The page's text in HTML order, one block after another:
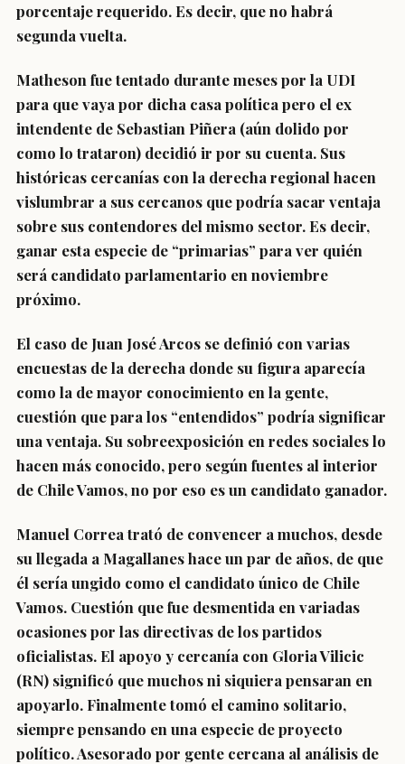
porcentaje requerido. Es decir, que no habrá
segunda vuelta.
Matheson fue tentado durante meses por la UDI
para que vaya por dicha casa política pero el ex
intendente de Sebastian Piñera (aún dolido por
como lo trataron) decidió ir por su cuenta. Sus
históricas cercanías con la derecha regional hacen
vislumbrar a sus cercanos que podría sacar ventaja
sobre sus contendores del mismo sector. Es decir,
ganar esta especie de “primarias” para ver quién
será candidato parlamentario en noviembre
próximo.
El caso de Juan José Arcos se definió con varias
encuestas de la derecha donde su figura aparecía
como la de mayor conocimiento en la gente,
cuestión que para los “entendidos” podría significar
una ventaja. Su sobreexposición en redes sociales lo
hacen más conocido, pero según fuentes al interior
de Chile Vamos, no por eso es un candidato ganador.
Manuel Correa trató de convencer a muchos, desde
su llegada a Magallanes hace un par de años, de que
él sería ungido como el candidato único de Chile
Vamos. Cuestión que fue desmentida en variadas
ocasiones por las directivas de los partidos
oficialistas. El apoyo y cercanía con Gloria Vilicic
(RN) significó que muchos ni siquiera pensaran en
apoyarlo. Finalmente tomó el camino solitario,
siempre pensando en una especie de proyecto
político. Asesorado por gente cercana al análisis de